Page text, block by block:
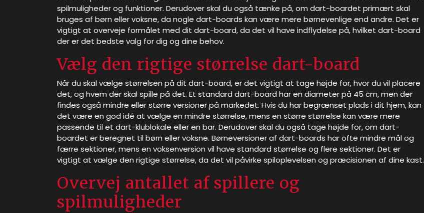
spilmuligheder og funktioner. Derudover skal du også tænke på, om dart-boardet primært skal
bruges af børn eller voksne, da nogle dart-boards kan være mere børnevenlige end andre. Det er
vigtigt at overveje formålet med dit dart-board, da det vil have indflydelse på, hvilket dart-board
der er det bedste valg for dig og dine behov.
Vælg den rigtige størrelse dart-board
Når du skal vælge størrelsen på dit dart-board, er det vigtigt at tage højde for, hvor du vil placere
det, og hvem der skal spille på det. Et standard dart-board har en diameter på 45 cm, men der
findes også mindre eller større versioner på markedet. Hvis du har begrænset plads i dit hjem, kan
det være en god idé at vælge en mindre størrelse, mens en større størrelse kan være mere
passende til et dart-klublokale eller en bar. Derudover skal du også tage højde for, om dart-
boardet er beregnet til børn eller voksne. Børneversioner af dart-boards har ofte mindre mål og
færre sektioner, mens en voksenversion vil have standard størrelse og flere sektioner. Det er
vigtigt at vælge den rigtige størrelse, da det vil påvirke spiloplevelsen og præcisionen af dine kast.
Overvej antallet af spillere og
spilmuligheder